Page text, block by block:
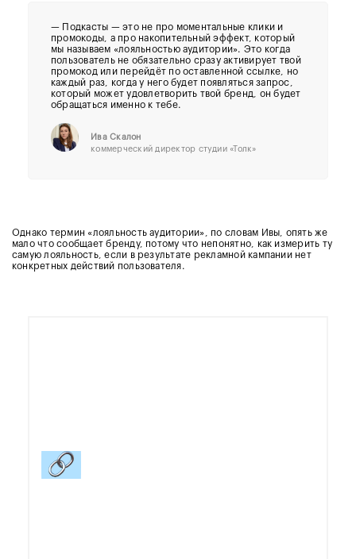
— Подкасты — это не про моментальные клики и
промокоды, а про накопительный эффект, который
мы называем «лояльностью аудитории». Это когда
пользователь не обязательно сразу активирует твой
промокод или перейдёт по оставленной ссылке, но
каждый раз, когда у него будет появляться запрос,
который может удовлетворить твой бренд, он будет
обращаться именно к тебе.
Ива Скалон
коммерческий директор студии «Толк»
Однако термин «лояльность аудитории», по словам Ивы, опять же
мало что сообщает бренду, потому что непонятно, как измерить ту
самую лояльность, если в результате рекламной кампании нет
конкретных действий пользователя.